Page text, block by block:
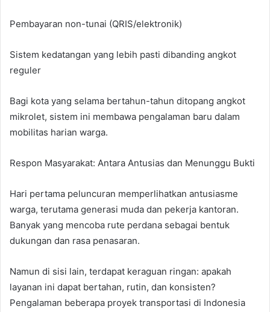
Pembayaran non-tunai (QRIS/elektronik)
Sistem kedatangan yang lebih pasti dibanding angkot
reguler
Bagi kota yang selama bertahun-tahun ditopang angkot
mikrolet, sistem ini membawa pengalaman baru dalam
mobilitas harian warga.
Respon Masyarakat: Antara Antusias dan Menunggu Bukti
Hari pertama peluncuran memperlihatkan antusiasme
warga, terutama generasi muda dan pekerja kantoran.
Banyak yang mencoba rute perdana sebagai bentuk
dukungan dan rasa penasaran.
Namun di sisi lain, terdapat keraguan ringan: apakah
layanan ini dapat bertahan, rutin, dan konsisten?
Pengalaman beberapa proyek transportasi di Indonesia